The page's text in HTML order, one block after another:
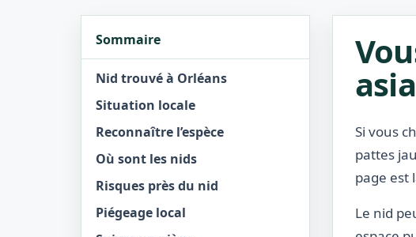
Sommaire
Nid trouvé à Orléans
Situation locale
Reconnaître l’espèce
Où sont les nids
Risques près du nid
Piégeage local
Si vous
pattes
page est
Le nid